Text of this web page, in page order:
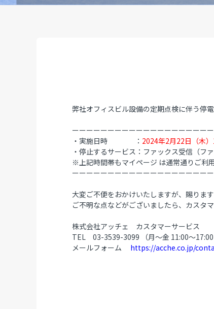
弊社オフィスビル設備の定期点検に伴う停
ーーーーーーーーーーーーーーーーーーー
・実施日時 ： 2024年2月22日（木
・停止するサービス：ファックス受信（フ
※上記時間帯もマイページ は通常通りご利
ーーーーーーーーーーーーーーーーーーー
大変ご不便をおかけいたしますが、 賜りま
ご不明な点などがございましたら、カスタ
株式会社アッチェ カスタマーサービス
TEL 03-3539-3099 （月～金 11:00～
メールフォーム https://acche.co.jp/